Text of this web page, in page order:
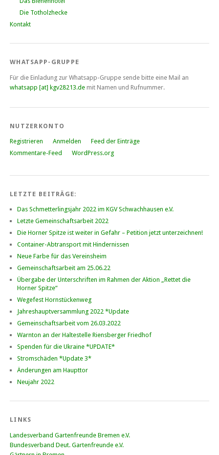
Die Totholzhecke
Kontakt
WHATSAPP-GRUPPE
Für die Einladung zur Whatsapp-Gruppe sende bitte eine Mail an
whatsapp [at] kgv28213.de mit Namen und Rufnummer.
NUTZERKONTO
Registrieren Anmelden
Feed der Einträge
Kommentare-Feed
WordPress.org
LETZTE BEITRÄGE:
Das Schmetterlingsjahr 2022 im KGV Schwachhausen e.V.
Letzte Gemeinschaftsarbeit 2022
Die Horner Spitze ist weiter in Gefahr – Petition jetzt unterzeichnen!
Container-Abtransport mit Hindernissen
Neue Farbe für das Vereinsheim
Gemeinschaftsarbeit am 25.06.22
Übergabe der Unterschriften im Rahmen der Aktion „Rettet die
Horner Spitze“
Wegefest Hornstückenweg
Jahreshauptversammlung 2022 *Update
Gemeinschaftsarbeit vom 26.03.2022
Warnton an der Haltestelle Riensberger Friedhof
Spenden für die Ukraine *UPDATE*
Stromschäden *Update 3*
Änderungen am Haupttor
Neujahr 2022
LINKS
Landesverband Gartenfreunde Bremen e.V.
Bundesverband Deut. Gartenfreunde e.V.